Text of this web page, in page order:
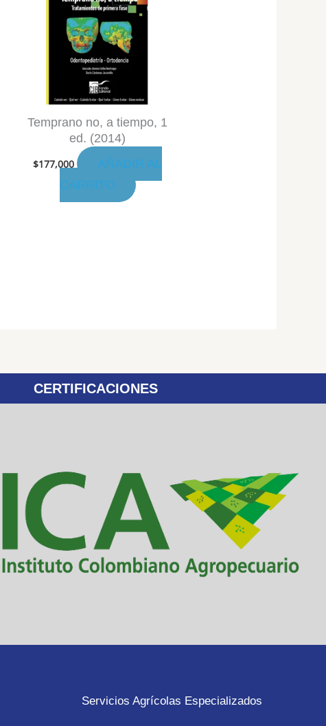
Temprano no, a tiempo, 1
ed. (2014)
$177,000
AÑADIR AL
CARRITO
CERTIFICACIONES
Servicios Agrícolas Especializados